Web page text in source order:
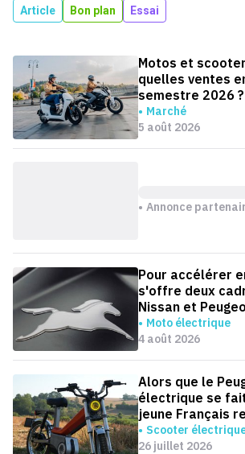
Article Bon plan Essai
Motos et
quelles ventes
semestre 2026 ?
Marché
5 août 2026
Annonce
Pour accélérer
s'offre deux
Nissan et
Moto électrique
4 août 2026
Alors que le
électrique se
jeune Français
version
Scooter
26 juillet 2026